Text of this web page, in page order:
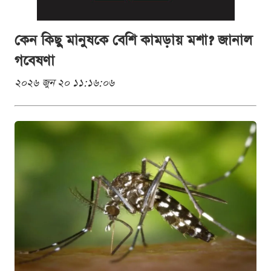
কেন কিছু মানুষকে বেশি কামড়ায় মশা? জানাল
গবেষণা
২০২৬ জুন ২০ ১১:১৬:০৬